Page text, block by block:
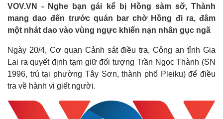
Đảng
Tổ chức nhân sự
Quốc hội
Nhận diện sự thật
Tin 24h
Dự báo thời tiết
Giáo dục
Dấu ấn VOV
Việc làm
Biển đảo
VOV.VN - Nghe bạn gái kể bị Hồng sàm sỡ, Thành
mang dao đến trước quán bar chờ Hồng đi ra, đâm
một nhát dao vào vùng ngực khiến nạn nhân gục ngã
Ngày 20/4, Cơ quan Cảnh sát điều tra, Công an tỉnh Gia
Lai ra quyết định tạm giữ đối tượng Trần Ngọc Thành (SN
1996, trú tại phường Tây Sơn, thành phố Pleiku) để điều
tra về hành vi giết người.